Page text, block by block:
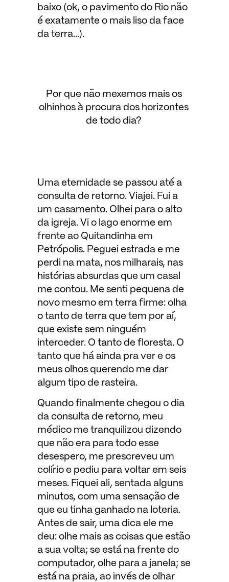
baixo (ok, o pavimento do Rio não
é exatamente o mais liso da face
da terra…).
Por que não mexemos mais os
olhinhos à procura dos horizontes
de todo dia?
Uma eternidade se passou até a
consulta de retorno. Viajei. Fui a
um casamento. Olhei para o alto
da igreja. Vi o lago enorme em
frente ao Quitandinha em
Petrópolis. Peguei estrada e me
perdi na mata, nos milharais, nas
histórias absurdas que um casal
me contou. Me senti pequena de
novo mesmo em terra firme: olha
o tanto de terra que tem por aí,
que existe sem ninguém
interceder. O tanto de floresta. O
tanto que há ainda pra ver e os
meus olhos querendo me dar
algum tipo de rasteira.
Quando finalmente chegou o dia
da consulta de retorno, meu
médico me tranquilizou dizendo
que não era para todo esse
desespero, me prescreveu um
colírio e pediu para voltar em seis
meses. Fiquei ali, sentada alguns
minutos, com uma sensação de
que eu tinha ganhado na loteria.
Antes de sair, uma dica ele me
deu: olhe mais as coisas que estão
a sua volta; se está na frente do
computador, olhe para a janela; se
está na praia, ao invés de olhar